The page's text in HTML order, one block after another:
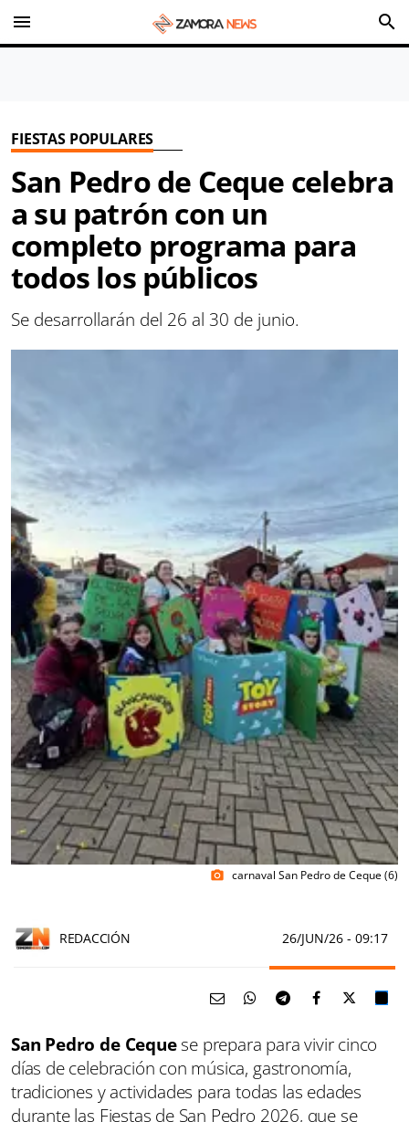
menu search
FIESTAS POPULARES
San Pedro de Ceque celebra
a su patrón con un
completo programa para
todos los públicos
Se desarrollarán del 26 al 30 de junio.
photo_camera carnaval San Pedro de Ceque (6)
REDACCIÓN 26/JUN/26 - 09:17
San Pedro de Cequese prepara para vivir cinco
días de celebración con música, gastronomía,
tradiciones y actividades para todas las edades
durante las Fiestas de San Pedro 2026, que se